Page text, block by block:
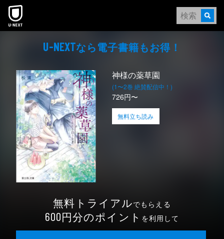
本文へスキップ
U-NEXTなら電⼦書籍もお得！
神様の薬草園
(1〜2巻 絶賛配信中！)
726円〜
無料立ち読み
無料トライアルでもらえる
600円分のポイント を利用して